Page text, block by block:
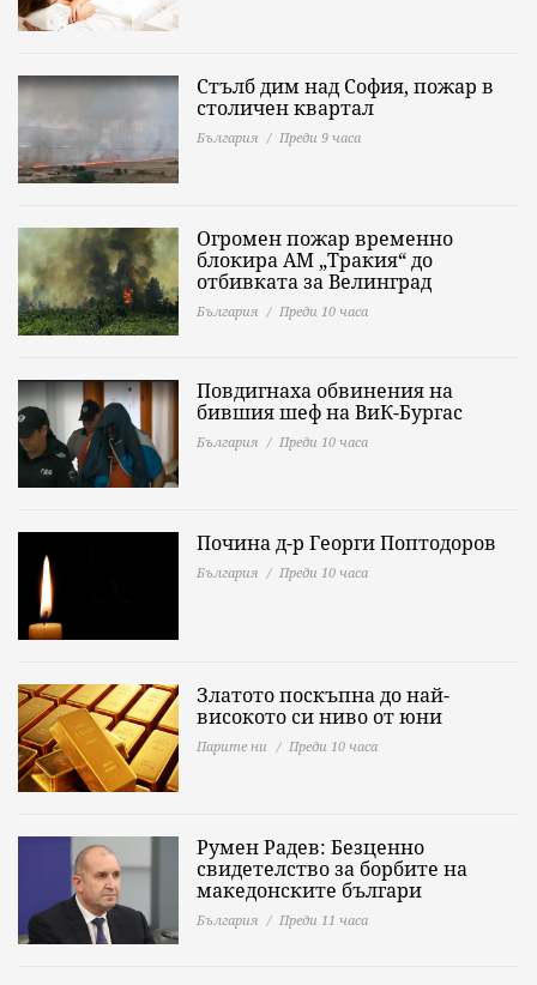
Стълб дим над София, пожар в
столичен квартал
България Преди 9 часа
Огромен пожар временно
блокира АМ „Тракия“ до
отбивката за Велинград
България Преди 10 часа
Повдигнаха обвинения на
бившия шеф на ВиК-Бургас
България Преди 10 часа
Почина д-р Георги Поптодоров
България Преди 10 часа
Златото поскъпна до най-
високото си ниво от юни
Парите ни Преди 10 часа
Румен Радев: Безценно
свидетелство за борбите на
македонските българи
България Преди 11 часа